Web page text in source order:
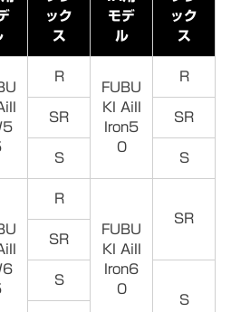
ック
ス
モデ
ル
ック
ス
R
FUBU
KI AiII
Iron5
0
R
SR SR
S S
R
FUBU
KI AiII
Iron6
0
SR
SR
S
S